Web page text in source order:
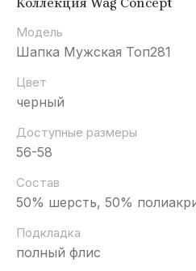
Модель
Шапка Мужская Топ281
Цвет
черный
Доступные размеры
56-58
Состав
50% шерсть, 50%
Подкладка
полный флис